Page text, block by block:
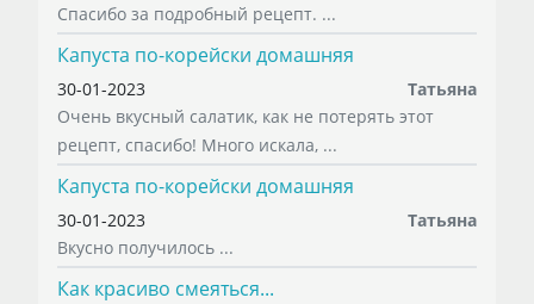
Спасибо за подробный рецепт. ...
Капуста по-корейски домашняя
30-01-2023
Татьяна
Очень вкусный салатик, как не потерять этот
рецепт, спасибо! Много искала, ...
Капуста по-корейски домашняя
30-01-2023
Татьяна
Вкусно получилось ...
Как красиво смеяться...